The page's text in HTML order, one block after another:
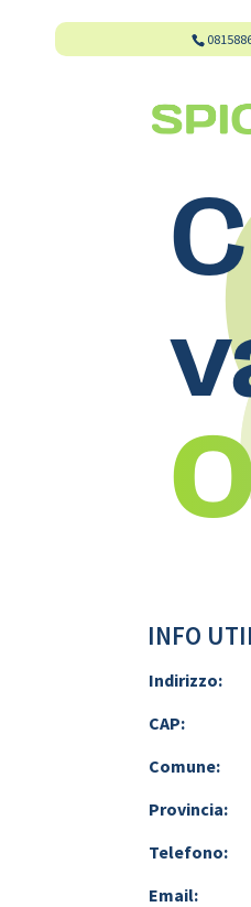
INFO
Indirizzo:
CAP:
Comune:
Provincia:
Telefono:
Email: